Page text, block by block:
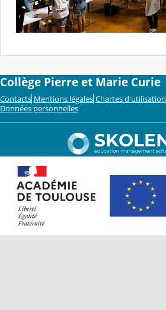
Collège Pierre et Marie Curie
Contacts Mentions légales Chartes d'utilisation
Données personnelles